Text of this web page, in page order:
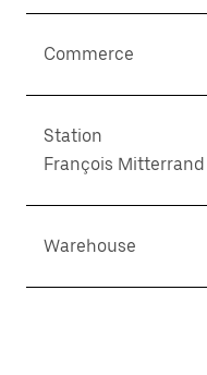
Commerce
Station
François Mitterrand
Warehouse